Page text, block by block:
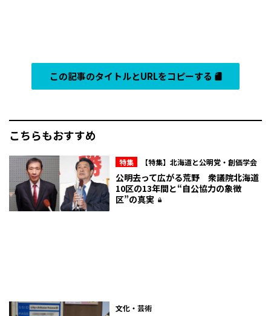
この記事のタイトルとURLをコピーする
こちらもおすすめ
特集 【特集】北海道と公明党・創価学会
公明去って広がる荒野 衆議院北海道
10区の13年間と“自公協力の象徴
区”の真実
文化・芸術